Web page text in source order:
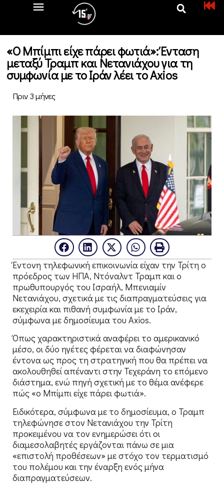
«Ο Μπίμπι είχε πάρει φωτιά»: Ένταση
μεταξύ Τραμπ και Νετανιάχου για τη
συμφωνία με το Ιράν λέει το Axios
Πριν 3 μήνες
Έντονη τηλεφωνική επικοινωνία είχαν την Τρίτη ο
πρόεδρος των ΗΠΑ, Ντόναλντ Τραμπ και ο
πρωθυπουργός του Ισραήλ, Μπενιαμίν
Νετανιάχου, σχετικά με τις διαπραγματεύσεις για
εκεχειρία και πιθανή συμφωνία με το Ιράν,
σύμφωνα με δημοσίευμα του Axios.
Όπως χαρακτηριστικά αναφέρει το αμερικανικό
μέσο, οι δύο ηγέτες φέρεται να διαφώνησαν
έντονα ως προς τη στρατηγική που θα πρέπει να
ακολουθηθεί απέναντι στην Τεχεράνη το επόμενο
διάστημα, ενώ πηγή σχετική με το θέμα ανέφερε
πώς «ο Μπίμπι είχε πάρει φωτιά».
Ειδικότερα, σύμφωνα με το δημοσίευμα, ο Τραμπ
τηλεφώνησε στον Νετανιάχου την Τρίτη
προκειμένου να τον ενημερώσει ότι οι
διαμεσολαβητές εργάζονται πάνω σε μια
«επιστολή προθέσεων» με στόχο τον τερματισμό
του πολέμου και την έναρξη ενός μήνα
διαπραγματεύσεων.